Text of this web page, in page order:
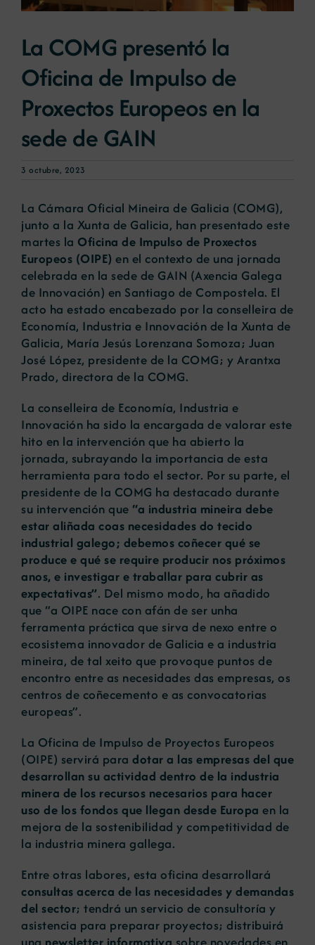
Noticias
Portal de empleo
Contacto
La COMG presentó la
Oficina de Impulso de
Proxectos Europeos en la
sede de GAIN
3 octubre, 2023
La Cámara Oficial Mineira de Galicia (COMG),
junto a la Xunta de Galicia, han presentado este
martes la Oficina de Impulso de Proxectos
Europeos (OIPE) en el contexto de una jornada
celebrada en la sede de GAIN (Axencia Galega
de Innovación) en Santiago de Compostela. El
acto ha estado encabezado por la conselleira de
Economía, Industria e Innovación de la Xunta de
Galicia, María Jesús Lorenzana Somoza; Juan
José López, presidente de la COMG; y Arantxa
Prado, directora de la COMG.
La conselleira de Economía, Industria e
Innovación ha sido la encargada de valorar este
hito en la intervención que ha abierto la
jornada, subrayando la importancia de esta
herramienta para todo el sector. Por su parte, el
presidente de la COMG ha destacado durante
su intervención que “a industria mineira debe
estar aliñada coas necesidades do tecido
industrial galego; debemos coñecer qué se
produce e qué se require producir nos próximos
anos, e investigar e traballar para cubrir as
expectativas”. Del mismo modo, ha añadido
que “a OIPE nace con afán de ser unha
ferramenta práctica que sirva de nexo entre o
ecosistema innovador de Galicia e a industria
mineira, de tal xeito que provoque puntos de
encontro entre as necesidades das empresas, os
centros de coñecemento e as convocatorias
europeas”.
La Oficina de Impulso de Proyectos Europeos
(OIPE) servirá para dotar a las empresas del que
desarrollan su actividad dentro de la industria
minera de los recursos necesarios para hacer
uso de los fondos que llegan desde Europa en la
mejora de la sostenibilidad y competitividad de
la industria minera gallega.
Entre otras labores, esta oficina desarrollará
consultas acerca de las necesidades y demandas
del sector; tendrá un servicio de consultoría y
asistencia para preparar proyectos; distribuirá